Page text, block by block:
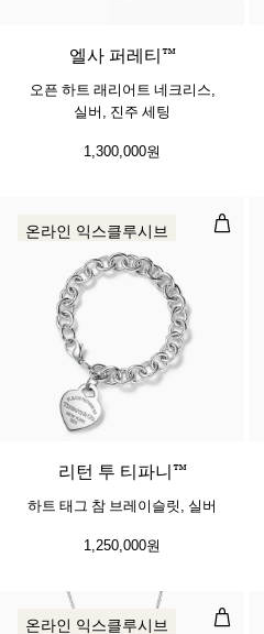
엘사 퍼레티™
오픈 하트 래리어트 네크리스,
실버, 진주 세팅
1,300,000원
하트
온라인 익스클루시브
리턴 투 티파니™
하트 태그 참 브레이슬릿, 실버
1,250,000원
오픈
온라인 익스클루시브